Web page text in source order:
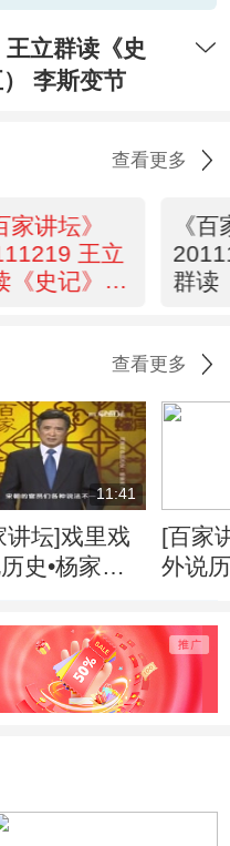
王立群读《史
李斯变节
查看更多
家讲坛》
王立
《史记》
《
群读
查看更多
11:41
讲坛]戏里戏
史•杨家将
[百家
外说